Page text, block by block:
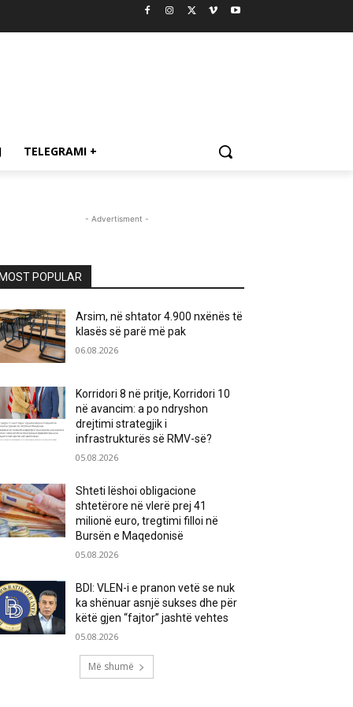
TELEGRAMI +
- Advertisment -
MOST POPULAR
Arsim, në shtator 4.900 nxënës të
klasës së parë më pak
06.08.2026
Korridori 8 në pritje, Korridori 10
në avancim: a po ndryshon
drejtimi strategjik i
infrastrukturës së RMV-së?
05.08.2026
Shteti lëshoi obligacione
shtetërore në vlerë prej 41
milionë euro, tregtimi filloi në
Bursën e Maqedonisë
05.08.2026
BDI: VLEN-i e pranon vetë se nuk
ka shënuar asnjë sukses dhe për
këtë gjen “fajtor” jashtë vehtes
05.08.2026
Më shumë